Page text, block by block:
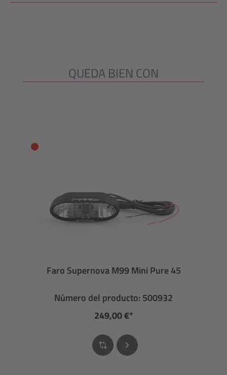
Omitir la galería de productos
QUEDA BIEN CON
Faro Supernova M99 Mini Pure 45
Número del producto: 500932
249,00 €*